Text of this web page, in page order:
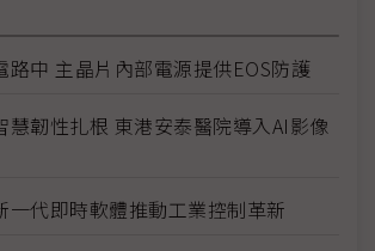
路中 主晶片內部電源提供EOS防護
慧韌性扎根 東港安泰醫院導入AI影像
一代即時軟體推動工業控制革新